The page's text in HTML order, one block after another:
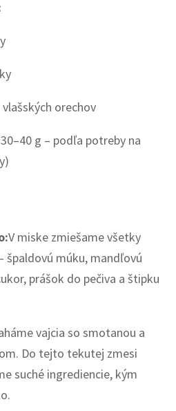
orechov
g – podľa potreby na
V miske zmiešame všetky
špaldovú múku, mandľovú
prášok do pečiva a štipku
vajcia so smotanou a
Do tejto tekutej zmesi
suché ingrediencie, kým